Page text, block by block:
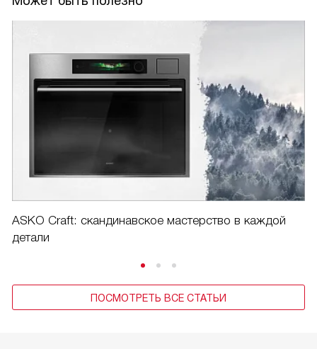
ASKO Craft: скандинавское мастерство в каждой
детали
ПОСМОТРЕТЬ ВСЕ СТАТЬИ